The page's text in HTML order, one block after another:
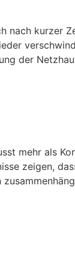
nach kurzer
der
mehr als
zeigen,